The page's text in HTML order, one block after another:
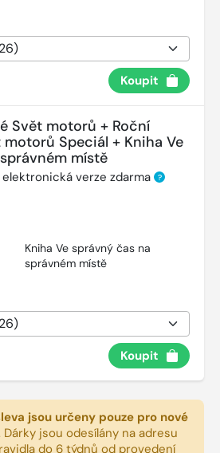
Koupit
Svět motorů + Roční
Speciál + Kniha Ve
místě
verze zdarma ?
Kniha Ve správný čas na
správném místě
Koupit
jsou určeny pouze pro nové
Dárky jsou odesílány na adresu
do 6 týdnů od provedení